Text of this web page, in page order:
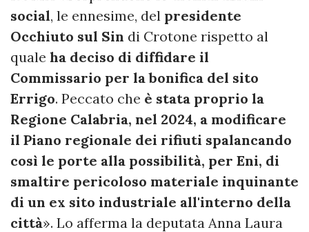
social, le ennesime, del presidente
Occhiuto sul Sin di Crotone rispetto al
quale ha deciso di diffidare il
Commissario per la bonifica del sito
Errigo. Peccato che è stata proprio la
Regione Calabria, nel 2024, a modificare
il Piano regionale dei rifiuti spalancando
così le porte alla possibilità, per Eni, di
smaltire pericoloso materiale inquinante
di un ex sito industriale all'interno della
città». Lo afferma la deputata Anna Laura